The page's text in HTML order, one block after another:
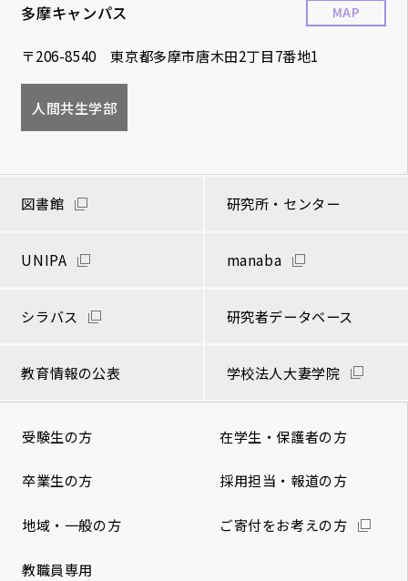
多摩キャンパス
〒206-8540 東京都多摩市唐木田2丁目7番地1
MAP
人間共生学部
図書館 研究所・センター
UNIPA manaba
シラバス 研究者データベース
教育情報の公表 学校法人大妻学院
受験生の方 在学生・保護者の方
卒業生の方 採用担当・報道の方
地域・一般の方 ご寄付をお考えの方
教職員専用